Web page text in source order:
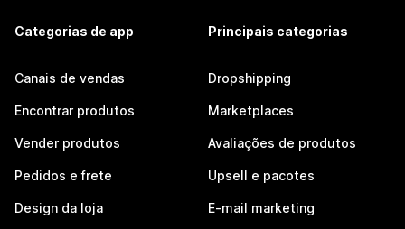
Categorias de app
Canais de vendas
Encontrar produtos
Vender produtos
Pedidos e frete
Design da loja
Principais categorias
Dropshipping
Marketplaces
Avaliações de produtos
Upsell e pacotes
E-mail marketing